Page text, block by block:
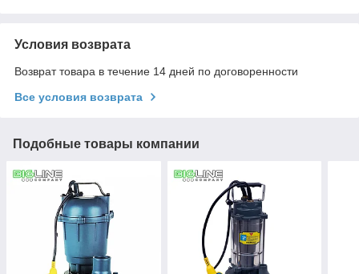
Условия возврата
Возврат товара в течение 14 дней по договоренности
Все условия возврата
Подобные товары компании